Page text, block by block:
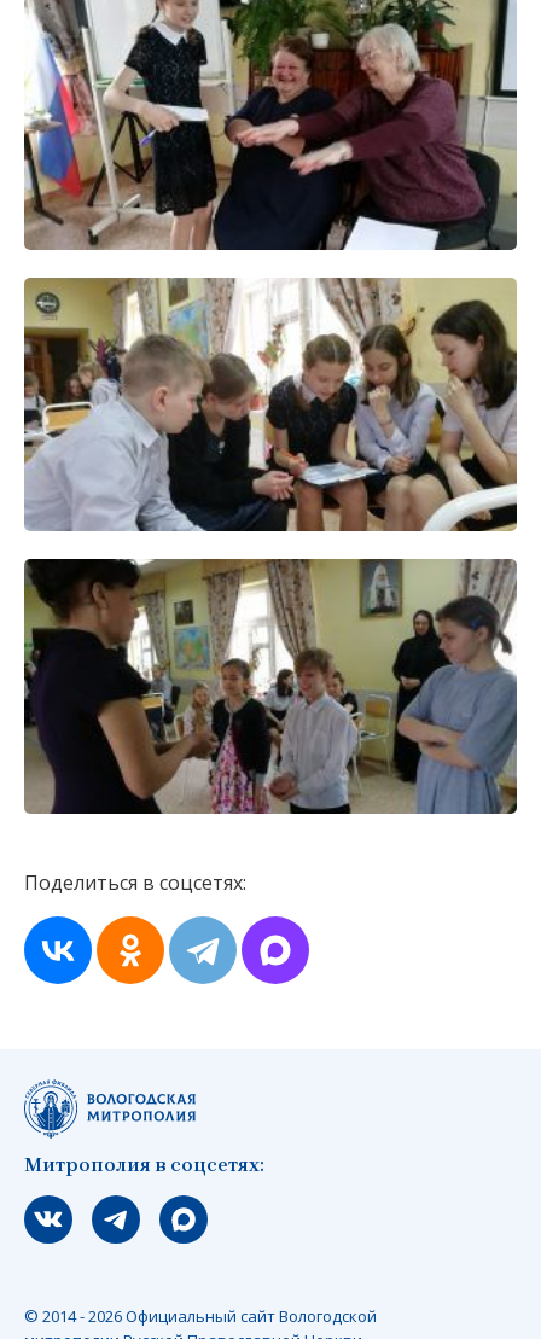
Поделиться в соцсетях:
Митрополия в соцсетях:
Мы вконтакте
Мы в telegram
Мы в Макс
© 2014 - 2026 Официальный сайт Вологодской